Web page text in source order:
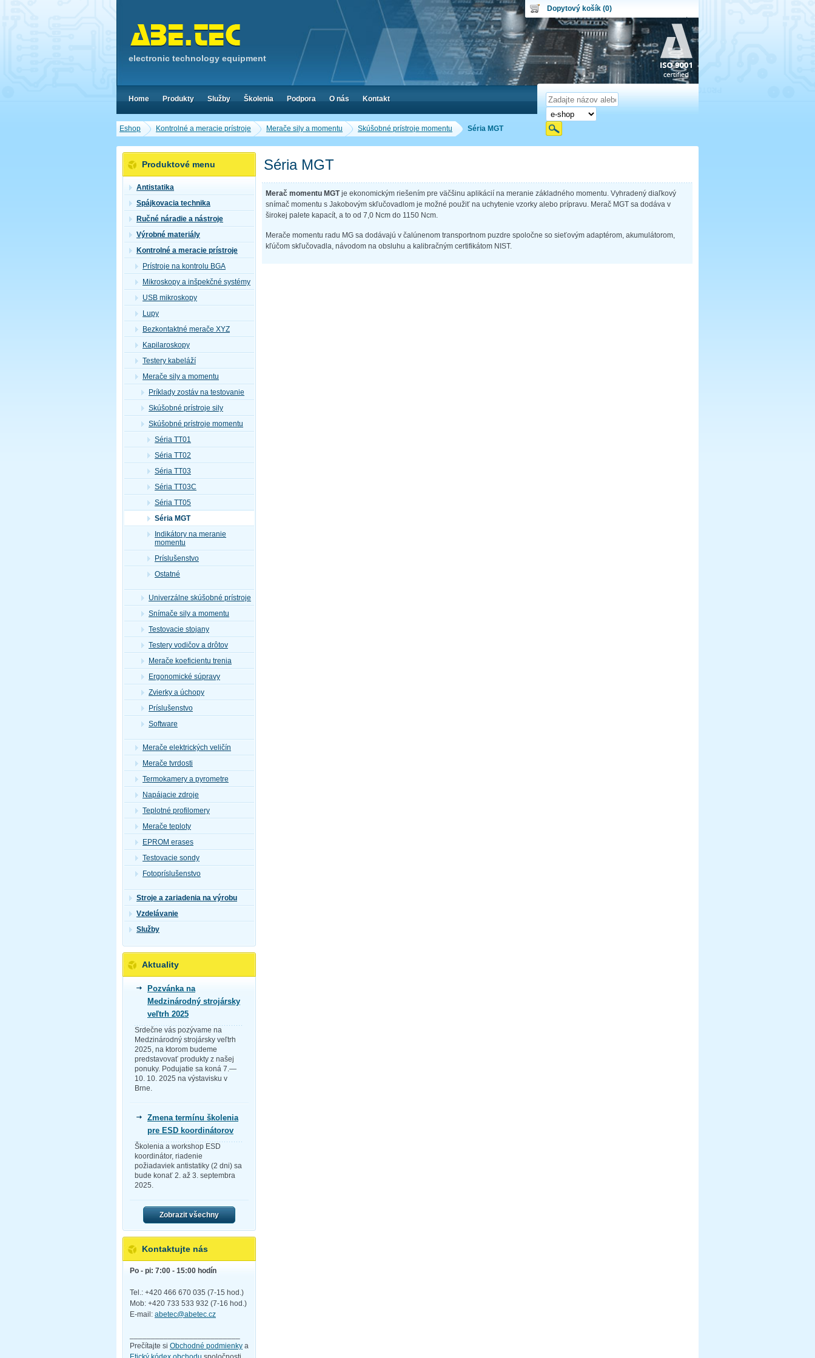
Eshop Kontrolné a meracie prístroje Merače sily a momentu Skúšobné prístroje momentu Séria MGT
Séria MGT
Merač momentu MGTje ekonomickým riešením pre väčšinu aplikácií na meranie základného momentu. Vyhradený diaľkový
snímač momentu s Jakobovým skľučovadlom je možné použiť na uchytenie vzorky alebo prípravu. Merač MGT sa dodáva v
širokej palete kapacít, a to od 7,0 Ncm do 1150 Ncm.
Merače momentu radu MG sa dodávajú v čalúnenom transportnom puzdre spoločne so sieťovým adaptérom, akumulátorom,
kľúčom skľučovadla, návodom na obsluhu a kalibračným certifikátom NIST.
Produktové menu
Antistatika
Spájkovacia technika
Ručné náradie a nástroje
Výrobné materiály
Kontrolné a meracie prístroje
Prístroje na kontrolu BGA
Mikroskopy a inšpekčné systémy
USB mikroskopy
Lupy
Bezkontaktné merače XYZ
Kapilaroskopy
Testery kabeláží
Merače sily a momentu
Príklady zostáv na testovanie
Skúšobné prístroje sily
Skúšobné prístroje momentu
Séria TT01
Séria TT02
Séria TT03
Séria TT03C
Séria TT05
Séria MGT
Indikátory na meranie
momentu
Príslušenstvo
Ostatné
Univerzálne skúšobné prístroje
Snímače sily a momentu
Testovacie stojany
Testery vodičov a drôtov
Merače koeficientu trenia
Ergonomické súpravy
Zvierky a úchopy
Príslušenstvo
Software
Merače elektrických veličín
Merače tvrdosti
Termokamery a pyrometre
Napájacie zdroje
Teplotné profilomery
Merače teploty
EPROM erases
Testovacie sondy
Fotopríslušenstvo
Stroje a zariadenia na výrobu
Vzdelávanie
Služby
Aktuality
Pozvánka na
Medzinárodný strojársky
veľtrh 2025
Srdečne vás pozývame na
Medzinárodný strojársky veľtrh
2025, na ktorom budeme
predstavovať produkty z našej
ponuky. Podujatie sa koná 7.—
10. 10. 2025 na výstavisku v
Brne.
Zmena termínu školenia
pre ESD koordinátorov
Školenia a workshop ESD
koordinátor, riadenie
požiadaviek antistatiky (2 dni) sa
bude konať 2. až 3. septembra
2025.
Zobrazit všechny
Kontaktujte nás
Po - pi: 7:00 - 15:00 hodín
Tel.: +420 466 670 035 (7-15 hod.)
Mob: +420 733 533 932 (7-16 hod.)
E-mail: abetec@abetec.cz
Prečítajte si Obchodné podmienky a
electronic technology equipment
Dopytový košík (0)
Dopytový košík je prázdny!
Obsah košíka
Počet produktov:0
Home Produkty Služby Školenia Podpora O nás Kontakt